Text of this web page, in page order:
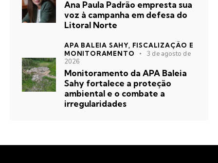
Ana Paula Padrão empresta sua
voz à campanha em defesa do
Litoral Norte
APA BALEIA SAHY, FISCALIZAÇÃO E
MONITORAMENTO
3 de agosto de
2026
Monitoramento da APA Baleia
Sahy fortalece a proteção
ambiental e o combate a
irregularidades